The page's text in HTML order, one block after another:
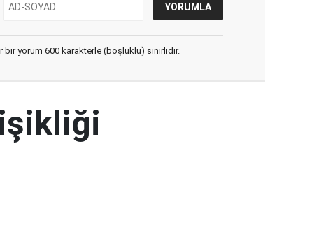
yorum 600 karakterle (boşluklu) sınırlıdır.